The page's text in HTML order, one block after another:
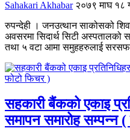
Sahakari Akhabar २०७९ माघ १८
रुपन्देही । जनउत्थान साकोसको
अवसरमा सिदार्थ सिटी अस्पतालको
तथा ५ वटा आमा समुहहरुलाई
सहकारी बैंकको एकाइ
समापन समारोह सम्पन्न